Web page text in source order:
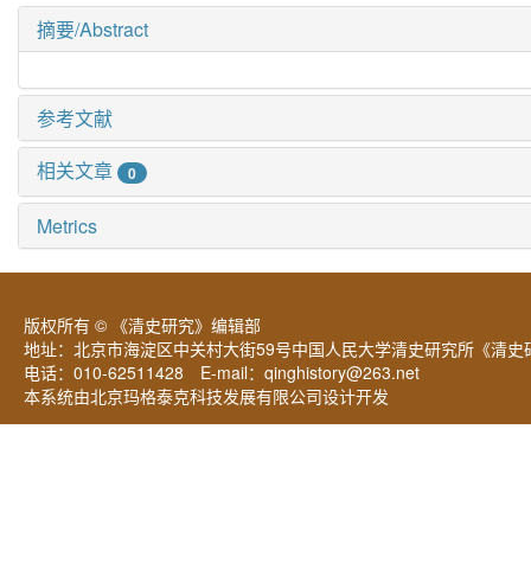
摘要/Abstract
参考文献
相关文章
0
Metrics
版权所有 © 《清史研究》编辑部
地址：北京市海淀区中关村大街59号中国人民大学清史研究所《
电话：010-62511428 E-mail： qinghistory@263.net
本系统由北京玛格泰克科技发展有限公司设计开发